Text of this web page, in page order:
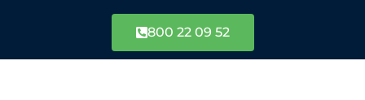
800 22 09 52